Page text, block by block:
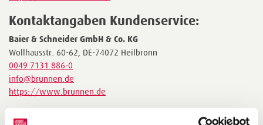
Kontaktangaben Kundenservice:
Baier & Schneider GmbH & Co. KG
Wollhausstr. 60-62, DE-74072 Heilbronn
0049 7131 886-0
info@brunnen.de
https://www.brunnen.de